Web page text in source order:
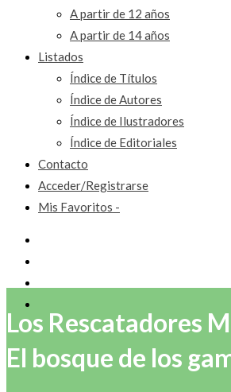
A partir de 12 años
A partir de 14 años
Listados
Índice de Títulos
Índice de Autores
Índice de Ilustradores
Índice de Editoriales
Contacto
Acceder/Registrarse
Mis Favoritos -
Los Rescatadores
El bosque de los